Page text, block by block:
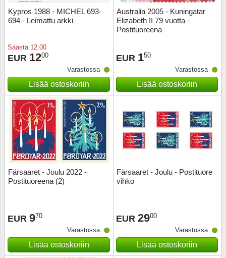
Kypros 1988 - MICHEL 693-
694 - Leimattu arkki
Säästä 12,00
EUR 1200
Varastossa
Lisää ostoskoriin
Australia 2005 - Kuningatar
Elizabeth II 79 vuotta -
Postituoreena
EUR 150
Varastossa
Lisää ostoskoriin
Färsaaret - Joulu 2022 -
Postituoreena (2)
EUR 970
Varastossa
Lisää ostoskoriin
Färsaaret - Joulu - Postituore
vihko
EUR 2900
Varastossa
Lisää ostoskoriin